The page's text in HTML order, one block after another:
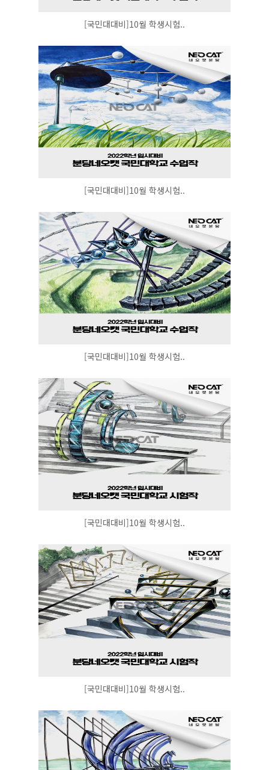
[국민대대비]10월 학생시험..
[국민대대비]10월 학생시험..
[국민대대비]10월 학생시험..
[국민대대비]10월 학생시험..
[국민대대비]10월 학생시험..